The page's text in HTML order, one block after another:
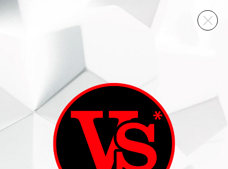
ВИННЫЙ СКЛАД